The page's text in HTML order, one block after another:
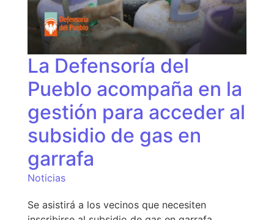
La Defensoría del
Pueblo acompaña en la
gestión para acceder al
subsidio de gas en
garrafa
Noticias
Se asistirá a los vecinos que necesiten